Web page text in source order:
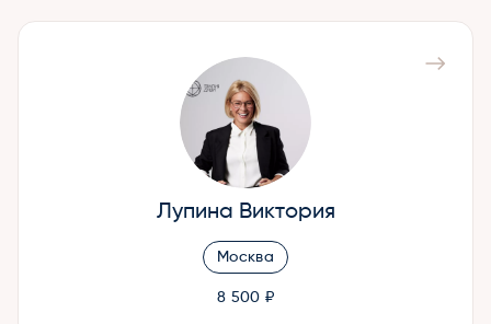
Лупина Виктория
Москва
8 500 ₽